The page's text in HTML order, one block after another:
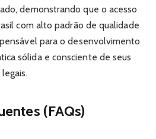
demonstrando que o acesso
com alto padrão de qualidade
para o desenvolvimento
sólida e consciente de seus
(FAQs)